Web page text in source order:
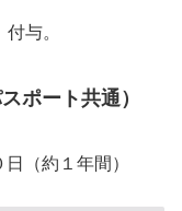
与。
ポート共通）
（約１年間）